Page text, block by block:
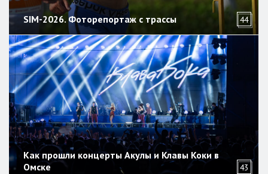
SIM-2026. Фоторепортаж с трассы 44
Как прошли концерты Акулы и Клавы Коки в
Омске
43